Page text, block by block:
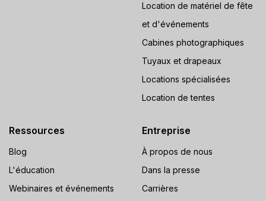
Location de matériel de fête
et d'événements
Cabines photographiques
Tuyaux et drapeaux
Locations spécialisées
Location de tentes
Ressources
Blog
L'éducation
Webinaires et événements
Entreprise
À propos de nous
Dans la presse
Carrières